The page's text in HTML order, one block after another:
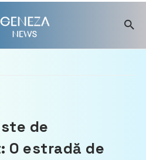
de
O estradă de